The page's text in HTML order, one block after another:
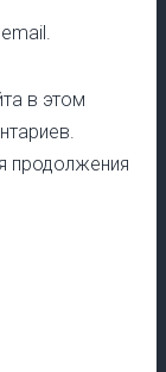
в этом
продолжения